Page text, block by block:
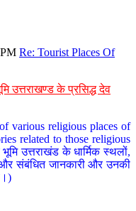
Re: Tourist Places Of
उत्तराखण्ड के प्रसिद्ध देव
various religious places of
related to those religious
उत्तराखंड के धार्मिक स्थलों,
और संबंधित जानकारी और उनकी